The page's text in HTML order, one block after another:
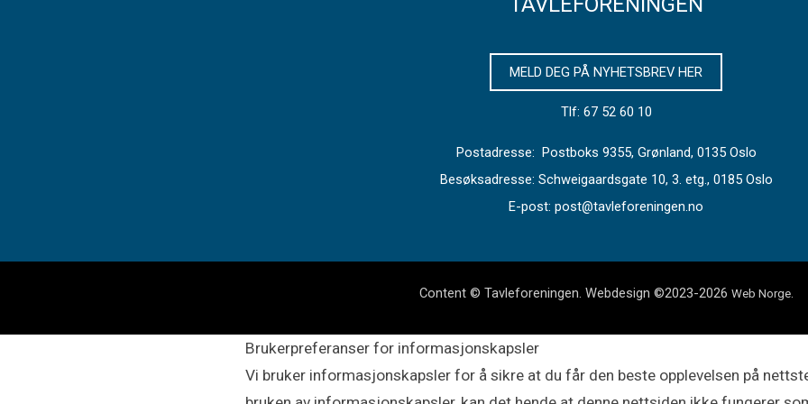
MELD DEG PÅ NYHETSBREV HER
Tlf: 67 52 60 10
Postadresse: Postboks 9355, Grønland, 0135 Oslo
Besøksadresse: Schweigaardsgate 10, 3. etg., 0185 Oslo
E-post: post@tavleforeningen.no
Content © Tavleforeningen. Webdesign ©2023-2026 Web Norge.
Brukerpreferanser for informasjonskapsler
Vi bruker informasjonskapsler for å sikre at du får den beste opplevelsen på